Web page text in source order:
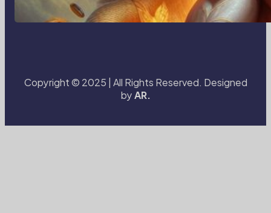
Digital: Bagaimana Fotografi dan
Cerita Visual Membentuk Cara Kita
Copyright © 2025 | All Rights Reserved. Designed
byAR.